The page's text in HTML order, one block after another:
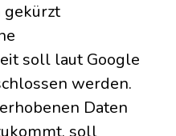
gekürzt
soll laut Google
werden.
Daten